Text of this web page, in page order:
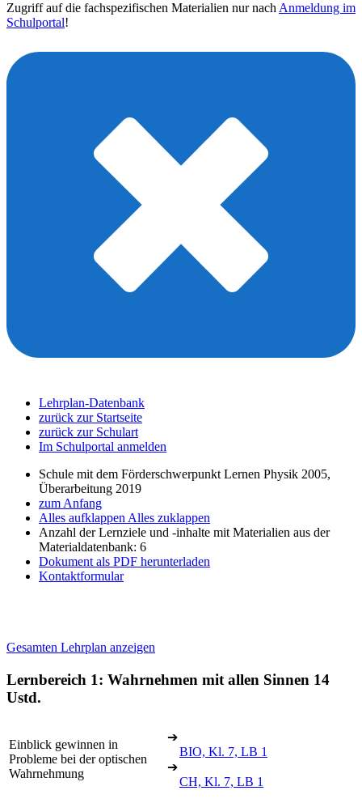
Zugriff auf die fachspezifischen Materialien nur nach Anmeldung im
Schulportal!
Lehrplan-Datenbank
zurück zur Startseite
zurück zur Schulart
Im Schulportal anmelden
Schule mit dem Förderschwerpunkt Lernen Physik 2005,
Überarbeitung 2019
zum Anfang
Alles aufklappen Alles zuklappen
Anzahl der Lernziele und -inhalte mit Materialien aus der
Materialdatenbank: 6
Dokument als PDF herunterladen
Kontaktformular
Gesamten Lehrplan anzeigen
Lernbereich 1: Wahrnehmen mit allen Sinnen 14
Ustd.
Einblick gewinnen in
Probleme bei der optischen
Wahrnehmung
➔
BIO, Kl. 7, LB 1
➔
CH, Kl. 7, LB 1